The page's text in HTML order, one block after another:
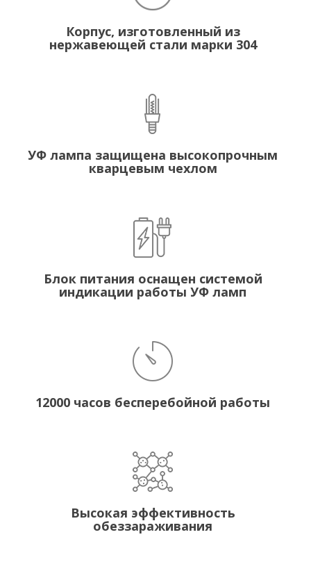
Корпус, изготовленный из
нержавеющей стали марки 304
УФ лампа защищена высокопрочным
кварцевым чехлом
Блок питания оснащен системой
индикации работы УФ ламп
12000 часов бесперебойной работы
Высокая эффективность
обеззараживания